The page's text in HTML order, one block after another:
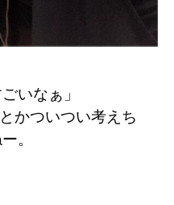
いなぁ」
かついつい考えち
。